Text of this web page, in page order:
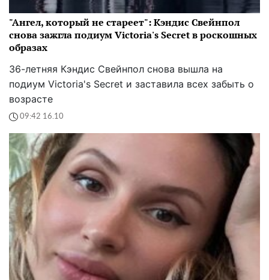
"Ангел, который не стареет": Кэндис Свейнпол
снова зажгла подиум Victoria's Secret в роскошных
образах
36-летняя Кэндис Свейнпол снова вышла на
подиум Victoria's Secret и заставила всех забыть о
возрасте
09:42 16.10